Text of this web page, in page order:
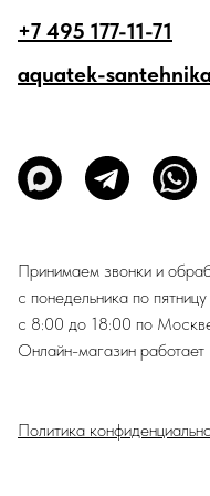
Политика
+7 495 177-11-71
aquatek-
Принимаем звонки и
с понедельника по пятницу
с 8:00 до 18:00 по
Онлайн-магазин работает